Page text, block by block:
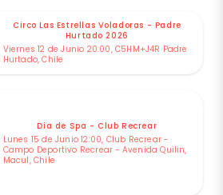
Circo Las Estrellas Voladoras - Padre
Hurtado 2026
Viernes 12 de Junio 20:00, C5HM+J4R Padre
Hurtado, Chile
Dia de Spa - Club Recrear
Lunes 15 de Junio 12:00, Club Recrear -
Campo Deportivo Recrear - Avenida Quilin,
Macul, Chile